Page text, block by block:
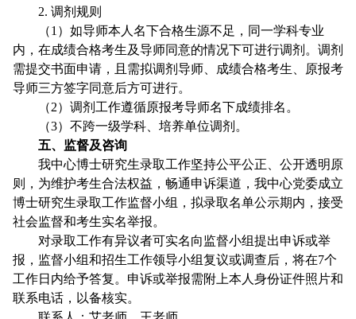
2. 调剂规则
（1 ）如导师本人名下合格生源不足，同一学科专业
内，在成绩合格考生及导师同意的情况下可进行调剂。调剂
需提交书面申请，且需拟调剂导师、成绩合格考生、原报考
导师三方签字同意后方可进行。
（2）调剂工作遵循原报考导师名下成绩排名。
（3）不跨一级学科、培养单位调剂。
五、监督及咨询
我中心博士研究生录取工作坚持公平公正、公开透明原
则，为维护考生合法权益，畅通申诉渠道，我中心党委成立
博士研究生录取工作监督小组，拟录取名单公示期内，接受
社会监督和考生实名举报。
对录取工作有异议者可实名向监督小组提出申诉或举
报，监督小组和招生工作领导小组复议或调查后，将在7个
工作日内给予答复。申诉或举报需附上本人身份证件照片和
联系电话，以备核实。